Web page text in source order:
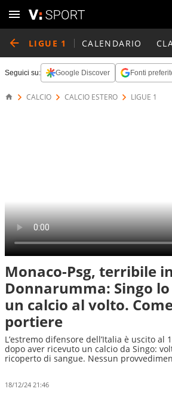
LIGUE 1 CALENDARIO
Seguici su: Google Discover Fonti
CALCIO CALCIO ESTERO LIGUE 1
Monaco-Psg, terribile
Donnarumma: Singo
un calcio al volto.
portiere
L’estremo difensore dell’Italia è uscito al
dopo aver ricevuto un calcio da Singo:
ricoperto di sangue. Nessun
18/12/24 21:46